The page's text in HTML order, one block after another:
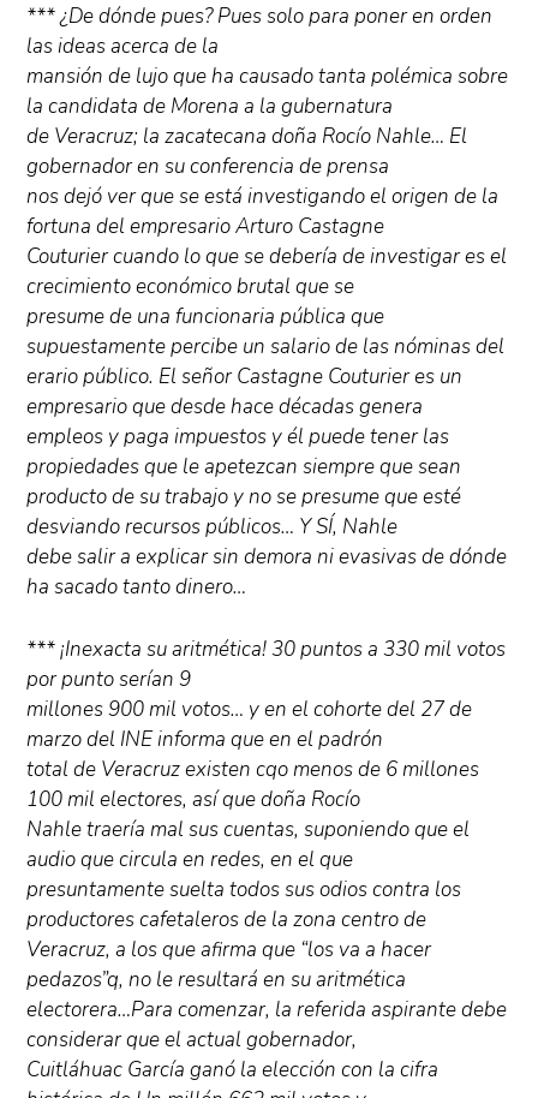
*** ¿De dónde pues? Pues solo para poner en orden
las ideas acerca de la
mansión de lujo que ha causado tanta polémica sobre
la candidata de Morena a la gubernatura
de Veracruz; la zacatecana doña Rocío Nahle… El
gobernador en su conferencia de prensa
nos dejó ver que se está investigando el origen de la
fortuna del empresario Arturo Castagne
Couturier cuando lo que se debería de investigar es el
crecimiento económico brutal que se
presume de una funcionaria pública que
supuestamente percibe un salario de las nóminas del
erario público. El señor Castagne Couturier es un
empresario que desde hace décadas genera
empleos y paga impuestos y él puede tener las
propiedades que le apetezcan siempre que sean
producto de su trabajo y no se presume que esté
desviando recursos públicos… Y SÍ, Nahle
debe salir a explicar sin demora ni evasivas de dónde
ha sacado tanto dinero…
*** ¡Inexacta su aritmética! 30 puntos a 330 mil votos
por punto serían 9
millones 900 mil votos… y en el cohorte del 27 de
marzo del INE informa que en el padrón
total de Veracruz existen cqo menos de 6 millones
100 mil electores, así que doña Rocío
Nahle traería mal sus cuentas, suponiendo que el
audio que circula en redes, en el que
presuntamente suelta todos sus odios contra los
productores cafetaleros de la zona centro de
Veracruz, a los que afirma que “los va a hacer
pedazos”q, no le resultará en su aritmética
electorera…Para comenzar, la referida aspirante debe
considerar que el actual gobernador,
Cuitláhuac García ganó la elección con la cifra